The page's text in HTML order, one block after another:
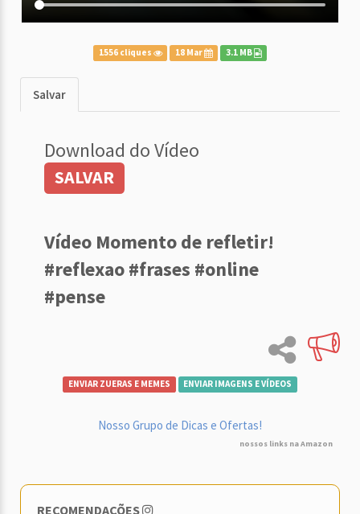
1556 cliques 18 Mar 3.1 MB
Salvar
Download do Vídeo
SALVAR
Vídeo Momento de refletir!
#reflexao #frases #online
#pense
ENVIAR ZUERAS E MEMES ENVIAR IMAGENS E VÍDEOS
Nosso Grupo de Dicas e Ofertas!
nossos links na Amazon
RECOMENDAÇÕES